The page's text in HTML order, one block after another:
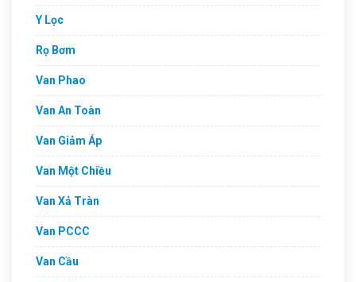
Y Lọc
Rọ Bơm
Van Phao
Van An Toàn
Van Giảm Áp
Van Một Chiều
Van Xả Tràn
Van PCCC
Van Cầu